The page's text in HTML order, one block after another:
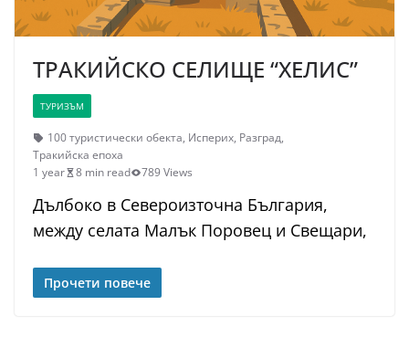
ТРАКИЙСКО СЕЛИЩЕ “ХЕЛИС”
ТУРИЗЪМ
100 туристически обекта, Исперих, Разград,
Тракийска епоха
1 year
8 min read 789 Views
Дълбоко в Североизточна България,
между селата Малък Поровец и Свещари,
Прочети повече